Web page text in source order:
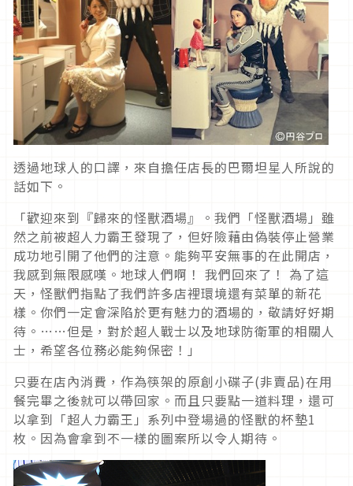
透過地球人的口譯，來自擔任店長的巴爾坦星人所說的
話如下。
「歡迎來到『歸來的怪獸酒場』。我們「怪獸酒場」雖
然之前被超人力霸王發現了，但好險藉由偽裝停止營業
成功地引開了他們的注意。能夠平安無事的在此開店，
我感到無限感嘆。地球人們啊！ 我們回來了！ 為了這
天，怪獸們指點了我們許多店裡環境還有菜單的新花
樣。你們一定會深陷於更有魅力的酒場的，敬請好好期
待。……但是，對於超人戰士以及地球防衛軍的相關人
士，希望各位務必能夠保密！」
只要在店內消費，作為筷架的原創小碟子(非賣品)在用
餐完畢之後就可以帶回家。而且只要點一道料理，還可
以拿到「超人力霸王」系列中登場過的怪獸的杯墊1
枚。因為會拿到不一樣的圖案所以令人期待。